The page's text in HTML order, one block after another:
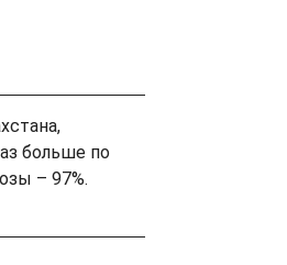
больше по
– 97%.